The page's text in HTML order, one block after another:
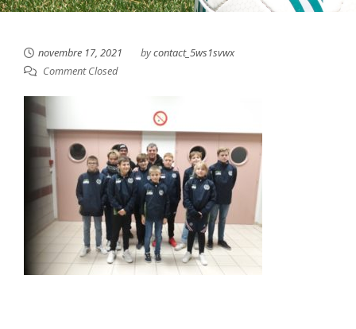
novembre 17, 2021 bycontact_5ws1svwx
Comment Closed